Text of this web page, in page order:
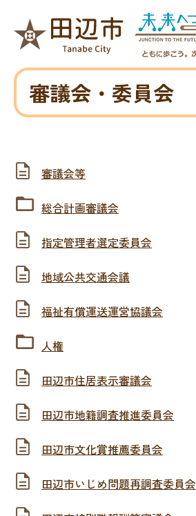
審議会・委員会
審議会等
総合計画審議会
指定管理者選定委員会
地域公共交通会議
福祉有償運送運営協議会
人権
田辺市住居表示審議会
田辺市地籍調査推進委員会
田辺市文化賞推薦委員会
田辺市いじめ問題再調査委員会